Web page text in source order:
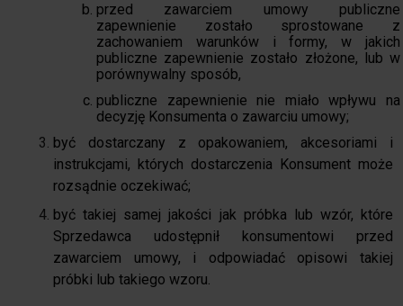
przed zawarciem umowy publiczne
zapewnienie zostało sprostowane z
zachowaniem warunków i formy, w jakich
publiczne zapewnienie zostało złożone, lub w
porównywalny sposób,
publiczne zapewnienie nie miało wpływu na
decyzję Konsumenta o zawarciu umowy;
być dostarczany z opakowaniem, akcesoriami i
instrukcjami, których dostarczenia Konsument może
rozsądnie oczekiwać;
być takiej samej jakości jak próbka lub wzór, które
Sprzedawca udostępnił konsumentowi przed
zawarciem umowy, i odpowiadać opisowi takiej
próbki lub takiego wzoru.